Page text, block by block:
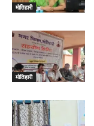
मोतिहारी
मोतिहारी